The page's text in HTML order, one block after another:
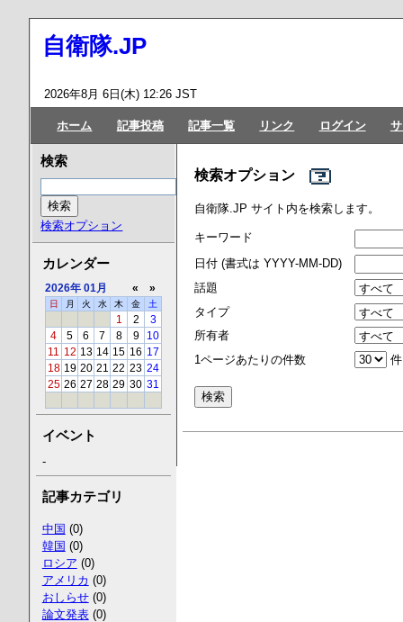
自衛隊.JP
2026年8月 6日(木) 12:26 JST
ホーム 記事投稿 記事一覧 リンク ログイン
検索オプション
自衛隊.JP サイト内を検索します。
キーワード
日付 (書式は YYYY-MM-DD)
話題
タイプ
所有者
1ページあたりの件数
件
検索
検索オプション
カレンダー
2026年 01月 « »
日 月 火 水 木 金 土
1 2
3
4
5 6 7 8 9
10
11
12 13 14 15 16 17
18 19 20 21 22 23 24
25 26 27 28 29 30 31
イベント
-
記事カテゴリ
中国 (0)
韓国 (0)
ロシア (0)
アメリカ (0)
おしらせ(0)
論文発表(0)